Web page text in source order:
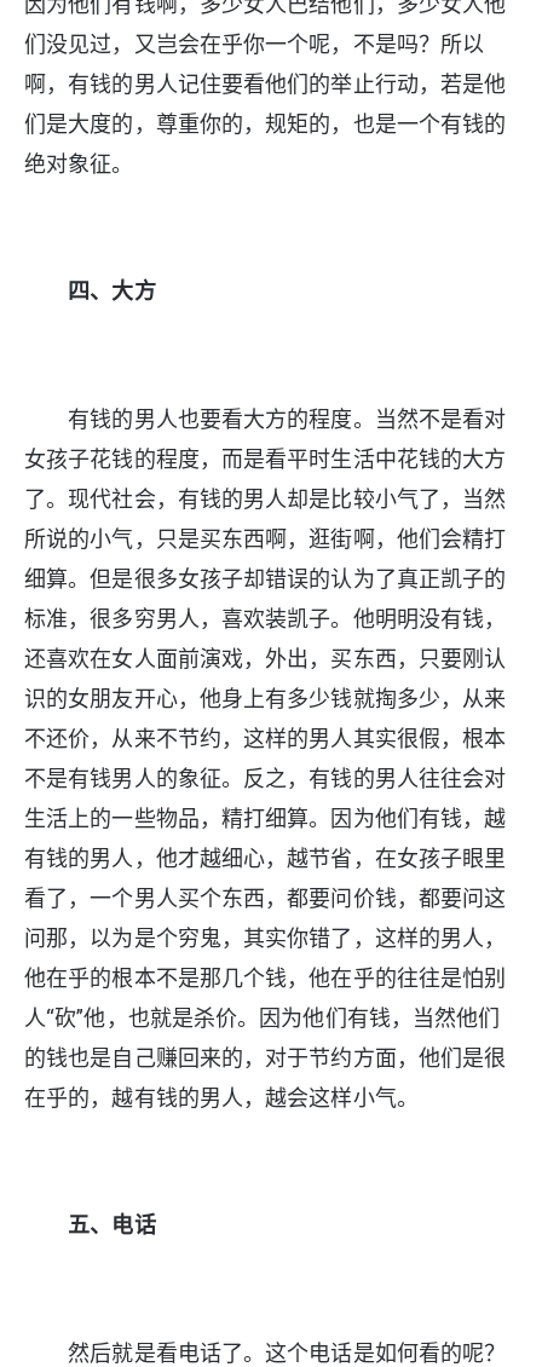
们没见过，又岂会在乎你一个呢，不是吗？所以
啊，有钱的男人记住要看他们的举止行动，若是他
们是大度的，尊重你的，规矩的，也是一个有钱的
绝对象征。
四、大方
有钱的男人也要看大方的程度。当然不是看对
女孩子花钱的程度，而是看平时生活中花钱的大方
了。现代社会，有钱的男人却是比较小气了，当然
所说的小气，只是买东西啊，逛街啊，他们会精打
细算。但是很多女孩子却错误的认为了真正凯子的
标准，很多穷男人，喜欢装凯子。他明明没有钱，
还喜欢在女人面前演戏，外出，买东西，只要刚认
识的女朋友开心，他身上有多少钱就掏多少，从来
不还价，从来不节约，这样的男人其实很假，根本
不是有钱男人的象征。反之，有钱的男人往往会对
生活上的一些物品，精打细算。因为他们有钱，越
有钱的男人，他才越细心，越节省，在女孩子眼里
看了，一个男人买个东西，都要问价钱，都要问这
问那，以为是个穷鬼，其实你错了，这样的男人，
他在乎的根本不是那几个钱，他在乎的往往是怕别
人“砍”他，也就是杀价。因为他们有钱，当然他们
的钱也是自己赚回来的，对于节约方面，他们是很
在乎的，越有钱的男人，越会这样小气。
五、电话
然后就是看电话了。这个电话是如何看的呢？